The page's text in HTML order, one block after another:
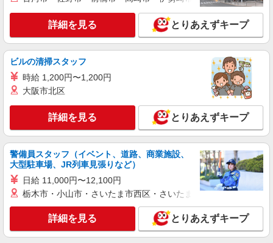
コンパスグループ・ジャパン株式会社 22061_p
調理師【アルバイト・パート】
時給1,400円以上 試用期間中 時給1,400円以上
(試用期間2ヶ月) 残業が発生した場合、残業代を1
分単位で別途支給します。
保谷第二小学校・柳沢中学校 （東京都西東京
市柳沢4丁目2番11号）
キープ 詳細を見る
パート
社会福祉法人さくらの園
NEW
施設での給食調理スタッフ
東京都西東京市西原町4丁目5番6号 西東京市西
原総合教育施設内
詳細を見る
詳細を見る とりあえずキープ
ビルの清掃スタッフ
時給 1,200円〜1,200円
大阪市北区
詳細を見る とりあえずキープ
警備員スタッフ（イベント、道路、商業施設、
大型駐車場、JR列車見張りなど）
日給 11,000円〜12,100円
栃木市・小山市・さいたま市西区・さいたま市岩槻区・久喜市・
詳細を見る とりあえずキープ